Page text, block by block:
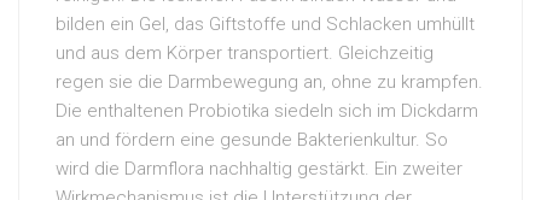
bilden ein Gel, das Giftstoffe und Schlacken umhüllt
und aus dem Körper transportiert. Gleichzeitig
regen sie die Darmbewegung an, ohne zu krampfen.
Die enthaltenen Probiotika siedeln sich im Dickdarm
an und fördern eine gesunde Bakterienkultur. So
wird die Darmflora nachhaltig gestärkt. Ein zweiter